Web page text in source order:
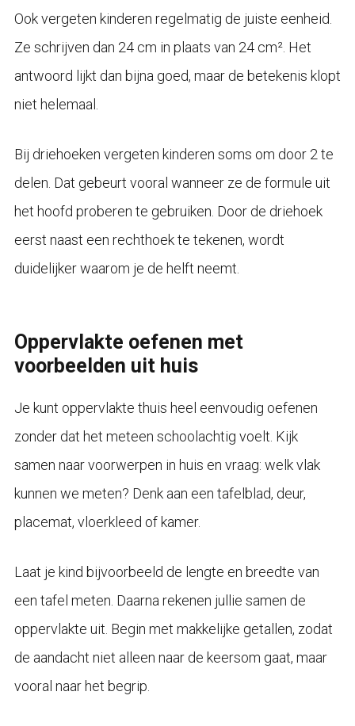
Ook vergeten kinderen regelmatig de juiste eenheid.
Ze schrijven dan 24 cm in plaats van 24 cm². Het
antwoord lijkt dan bijna goed, maar de betekenis klopt
niet helemaal.
Bij driehoeken vergeten kinderen soms om door 2 te
delen. Dat gebeurt vooral wanneer ze de formule uit
het hoofd proberen te gebruiken. Door de driehoek
eerst naast een rechthoek te tekenen, wordt
duidelijker waarom je de helft neemt.
Oppervlakte oefenen met
voorbeelden uit huis
Je kunt oppervlakte thuis heel eenvoudig oefenen
zonder dat het meteen schoolachtig voelt. Kijk
samen naar voorwerpen in huis en vraag: welk vlak
kunnen we meten? Denk aan een tafelblad, deur,
placemat, vloerkleed of kamer.
Laat je kind bijvoorbeeld de lengte en breedte van
een tafel meten. Daarna rekenen jullie samen de
oppervlakte uit. Begin met makkelijke getallen, zodat
de aandacht niet alleen naar de keersom gaat, maar
vooral naar het begrip.